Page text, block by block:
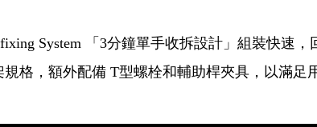
System 「3分鐘單手收拆設計」組裝快速，
格，額外配備 T型螺栓和輔助桿夾具，以滿足